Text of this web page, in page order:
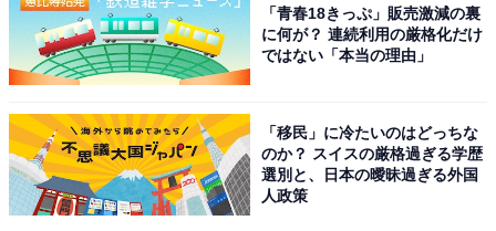
好き・行ってみたい「全国の花火大会」ランキ
ング！ 2位「隅田川花火大会」、1位は？
【2025年調査】
「青春18きっぷ」販売激減の裏
に何が？ 連続利用の厳格化だけ
ではない「本当の理由」
「移民」に冷たいのはどっちな
のか？ スイスの厳格過ぎる学歴
選別と、日本の曖昧過ぎる外国
人政策